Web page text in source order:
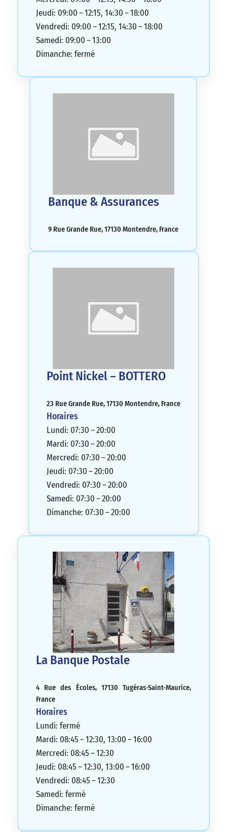
Jeudi: 09:00 – 12:15, 14:30 – 18:00
Vendredi: 09:00 – 12:15, 14:30 – 18:00
Samedi: 09:00 – 13:00
Dimanche: fermé
Banque & Assurances
9 Rue Grande Rue, 17130 Montendre, France
Point Nickel – BOTTERO
23 Rue Grande Rue, 17130 Montendre, France
Horaires
Lundi: 07:30 – 20:00
Mardi: 07:30 – 20:00
Mercredi: 07:30 – 20:00
Jeudi: 07:30 – 20:00
Vendredi: 07:30 – 20:00
Samedi: 07:30 – 20:00
Dimanche: 07:30 – 20:00
La Banque Postale
4 Rue des Écoles, 17130 Tugéras-Saint-Maurice,
France
Horaires
Lundi: fermé
Mardi: 08:45 – 12:30, 13:00 – 16:00
Mercredi: 08:45 – 12:30
Jeudi: 08:45 – 12:30, 13:00 – 16:00
Vendredi: 08:45 – 12:30
Samedi: fermé
Dimanche: fermé